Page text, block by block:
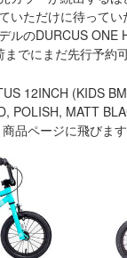
いただけに待って
ルのDURCUS ONE
でにまだ先行予約
12INCH (KIDS
POLISH, MATT
品ページに飛びます